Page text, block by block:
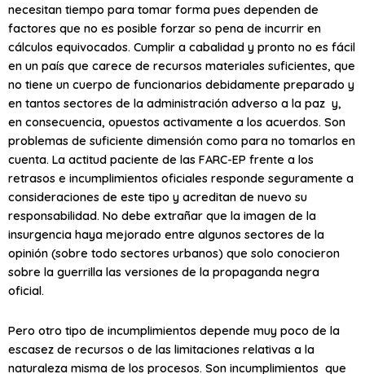
necesitan tiempo para tomar forma pues dependen de
factores que no es posible forzar so pena de incurrir en
cálculos equivocados. Cumplir a cabalidad y pronto no es fácil
en un país que carece de recursos materiales suficientes, que
no tiene un cuerpo de funcionarios debidamente preparado y
en tantos sectores de la administración adverso a la paz y,
en consecuencia, opuestos activamente a los acuerdos. Son
problemas de suficiente dimensión como para no tomarlos en
cuenta. La actitud paciente de las FARC-EP frente a los
retrasos e incumplimientos oficiales responde seguramente a
consideraciones de este tipo y acreditan de nuevo su
responsabilidad. No debe extrañar que la imagen de la
insurgencia haya mejorado entre algunos sectores de la
opinión (sobre todo sectores urbanos) que solo conocieron
sobre la guerrilla las versiones de la propaganda negra
oficial.
Pero otro tipo de incumplimientos depende muy poco de la
escasez de recursos o de las limitaciones relativas a la
naturaleza misma de los procesos. Son incumplimientos que